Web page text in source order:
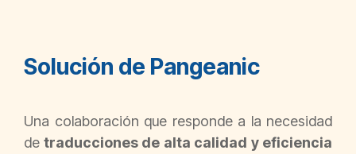
Solución de Pangeanic
Una colaboración que responde a la necesidad
de traducciones de alta calidad y eficiencia